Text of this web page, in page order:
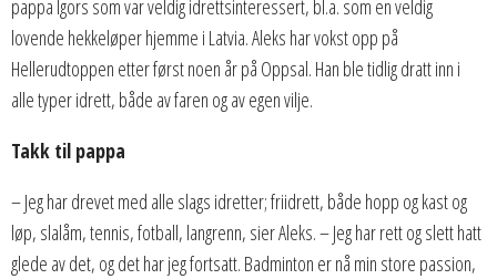
pappa Igors som var veldig idrettsinteressert, bl.a. som en veldig
lovende hekkeløper hjemme i Latvia. Aleks har vokst opp på
Hellerudtoppen etter først noen år på Oppsal. Han ble tidlig dratt inn i
alle typer idrett, både av faren og av egen vilje.
Takk til pappa
– Jeg har drevet med alle slags idretter; friidrett, både hopp og kast og
løp, slalåm, tennis, fotball, langrenn, sier Aleks. – Jeg har rett og slett hatt
glede av det, og det har jeg fortsatt. Badminton er nå min store passion,